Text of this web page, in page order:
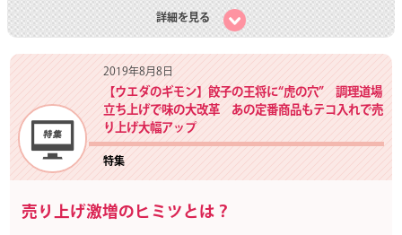
詳細を見る
2019年8月8日
【ウエダのギモン】餃子の王将に“虎の穴” 調理道場
立ち上げで味の大改革 あの定番商品もテコ入れで売
り上げ大幅アップ
特集
売り上げ激増のヒミツとは？